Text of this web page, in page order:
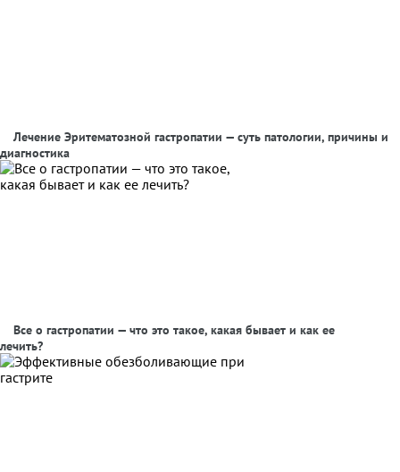
Лечение Эритематозной гастропатии — суть патологии, причины и
диагностика
Все о гастропатии — что это такое, какая бывает и как ее
лечить?